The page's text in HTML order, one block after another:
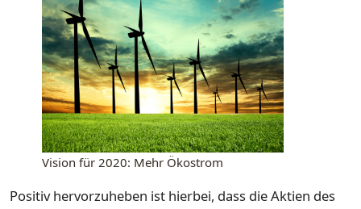
Vision für 2020: Mehr Ökostrom
Positiv hervorzuheben ist hierbei, dass die Aktien des